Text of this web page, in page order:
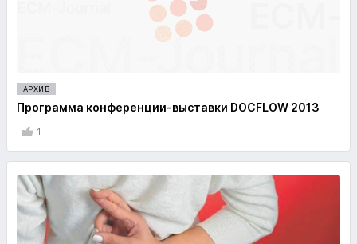
АРХИВ
Программа конференции-выставки DOCFLOW 2013
1